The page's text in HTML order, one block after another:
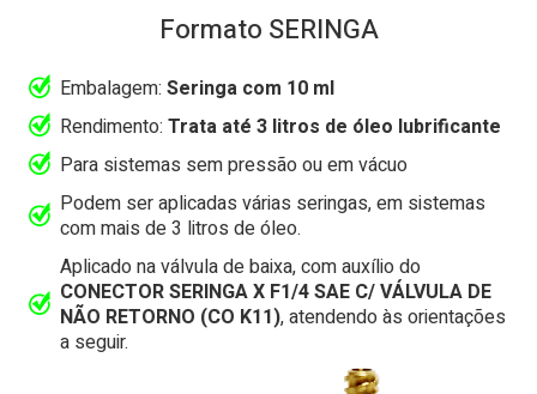
Formato SERINGA​
Embalagem: Seringa com 10 ml
Rendimento: Trata até 3 litros de óleo lubrificante
Para sistemas sem pressão ou em vácuo
Podem ser aplicadas várias seringas, em sistemas
com mais de 3 litros de óleo.
Aplicado na válvula de baixa, com auxílio do
CONECTOR SERINGA X F1/4 SAE C/ VÁLVULA DE
NÃO RETORNO (CO K11), atendendo às orientações
a seguir.